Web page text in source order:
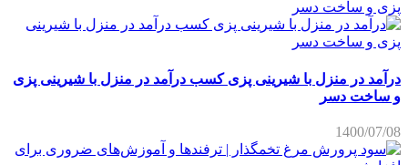
درآمد در منزل با شیرینی پزی کسب درآمد در منزل با شیرینی پزی
و ساخت دسر
1400/07/08